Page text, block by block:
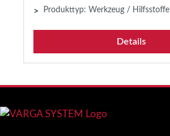
> Produkttyp: Werkzeug / Hilfsstoffe
Details